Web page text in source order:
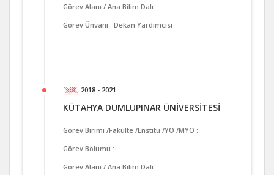
Görev Alanı / Ana Bilim Dalı :
Görev Ünvanı : Dekan Yardımcısı
2018 - 2021
KÜTAHYA DUMLUPINAR ÜNİVERSİTESİ
Görev Birimi /Fakülte /Enstitü /YO /MYO :
Görev Bölümü :
Görev Alanı / Ana Bilim Dalı :